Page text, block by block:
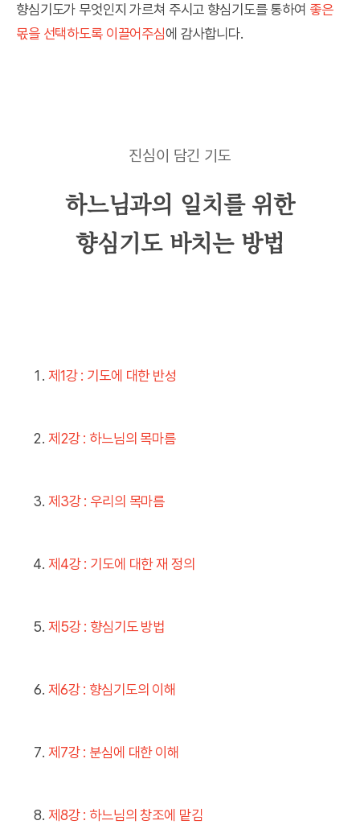
향심기도가 무엇인지 가르쳐 주시고 향심기도를 통하여 좋은
몫을 선택하도록 이끌어주심에 감사합니다.
진심이 담긴 기도
하느님과의 일치를 위한
향심기도 바치는 방법
제1강 : 기도에 대한 반성
제2강 : 하느님의 목마름
제3강 : 우리의 목마름
제4강 : 기도에 대한 재 정의
제5강 : 향심기도 방법
제6강 : 향심기도의 이해
제7강 : 분심에 대한 이해
제8강 : 하느님의 창조에 맡김